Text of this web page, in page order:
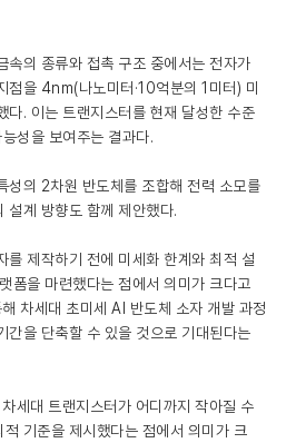
속의 종류와 접촉 구조 중에서는 전자가
점을 4nm(나노미터·10억분의 1미터) 미
다. 이는 트랜지스터를 현재 달성한 수준
성을 보여주는 결과다.
성의 2차원 반도체를 조합해 전력 소모를
설계 방향도 함께 제안했다.
를 제작하기 전에 미세화 한계와 최적 설
폼을 마련했다는 점에서 의미가 크다고
차세대 초미세 AI 반도체 소자 개발 과정
간을 단축할 수 있을 것으로 기대된다는
세대 트랜지스터가 어디까지 작아질 수
기준을 제시했다는 점에서 의미가 크